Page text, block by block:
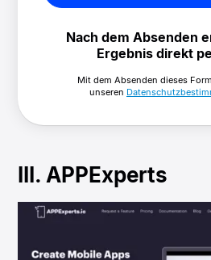
Nach dem Absenden
Ergebnis direkt
Mit dem Absenden dieses
unseren
III. APPExperts